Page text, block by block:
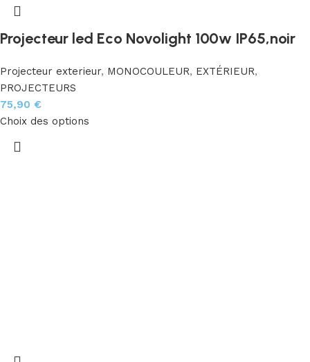
Projecteur led Eco Novolight 100w IP65,noir
Projecteur exterieur, MONOCOULEUR, EXTÉRIEUR,
PROJECTEURS
75,90 €
Choix des options